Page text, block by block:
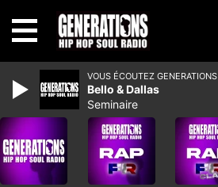
VOUS ÉCOUTEZ GENERATIONS
Bello & Dallas
Seminaire